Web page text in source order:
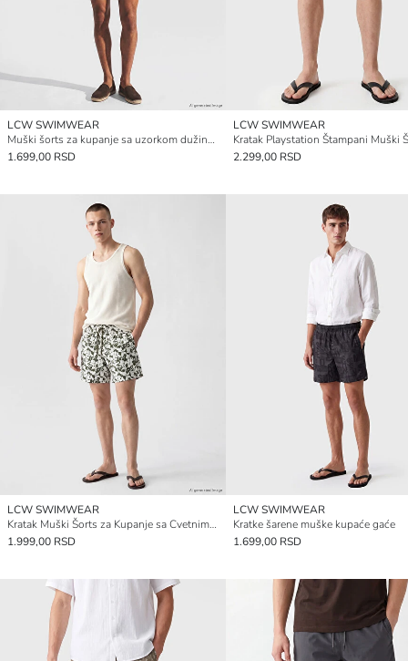
LCW SWIMWEAR
Muški šorts za kupanje sa uzorkom dužine do kolena
1.699,00 RSD
LCW SWIMWEAR
2.299,00 RSD
LCW SWIMWEAR
Kratak Muški Šorts za Kupanje sa Cvetnim Dezenom
1.999,00 RSD
LCW SWIMWEAR
Kratke šarene muške kupaće gaće
1.699,00 RSD